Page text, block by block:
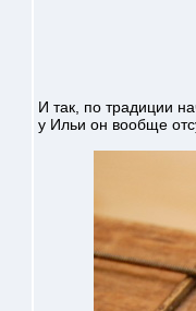
И так, по традиции
у Ильи он вообще